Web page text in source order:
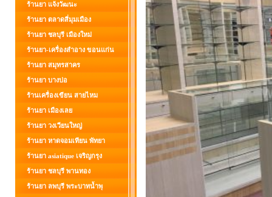
ร้านยา แจ้งวัฒนะ
ร้านยา ตลาดสี่มุมเมือง
ร้านยา ชลบุรี เมืองใหม่
ร้านยา-เครื่องสำอาง ขอนแก่น
ร้านยา สมุทรสาคร
ร้านยา บางบ่อ
ร้านเครื่องเขียน สายไหม
ร้านยา เมืองเลย
ร้านยา วงเวียนใหญ่
ร้านยา หาดจอมเทียน พัทยา
ร้านยา asiatique เจริญกรุง
ร้านยา ชลบุรี พานทอง
ร้านยา ลพบุรี พระบาทน้ำพุ